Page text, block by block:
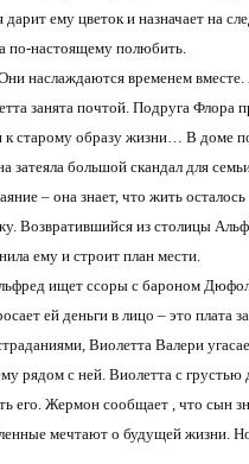
ему цветок и назначает на
по-настоящему полюбить.
наслаждаются временем вместе.
занята почтой. Подруга Флора
к старому образу жизни… В
большой скандал для
– она знает, что жить
из столицы
ему и строит план мести.
ищет ссоры с бароном
ей деньги в лицо – это плата
Виолетта Валери
рядом с ней. Виолетта с
его. Жермон сообщает , что сын
мечтают о будущей жизни.